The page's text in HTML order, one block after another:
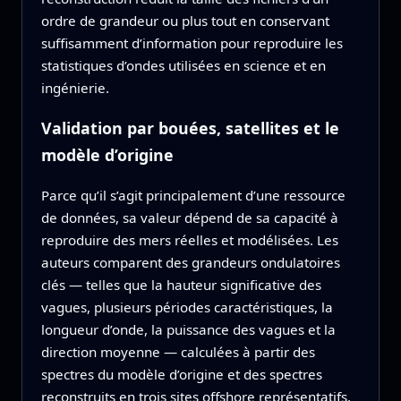
ordre de grandeur ou plus tout en conservant
suffisamment d’information pour reproduire les
statistiques d’ondes utilisées en science et en
ingénierie.
Validation par bouées, satellites et le
modèle d’origine
Parce qu’il s’agit principalement d’une ressource
de données, sa valeur dépend de sa capacité à
reproduire des mers réelles et modélisées. Les
auteurs comparent des grandeurs ondulatoires
clés — telles que la hauteur significative des
vagues, plusieurs périodes caractéristiques, la
longueur d’onde, la puissance des vagues et la
direction moyenne — calculées à partir des
spectres du modèle d’origine et des spectres
reconstruits en trois sites offshore représentatifs.